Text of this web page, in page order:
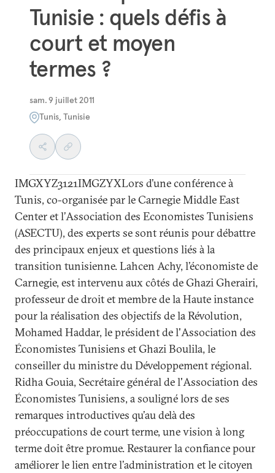
Tunisie : quels défis à
court et moyen
termes ?
sam. 9 juillet 2011
Tunis, Tunisie
IMGXYZ3121IMGZYXLors d’une conférence à
Tunis, co-organisée par le Carnegie Middle East
Center et l’Association des Economistes Tunisiens
(ASECTU), des experts se sont réunis pour débattre
des principaux enjeux et questions liés à la
transition tunisienne. Lahcen Achy, l’économiste de
Carnegie, est intervenu aux côtés de Ghazi Gherairi,
professeur de droit et membre de la Haute instance
pour la réalisation des objectifs de la Révolution,
Mohamed Haddar, le président de l'Association des
Économistes Tunisiens et Ghazi Boulila, le
conseiller du ministre du Développement régional.
Ridha Gouia, Secrétaire général de l'Association des
Économistes Tunisiens, a souligné lors de ses
remarques introductives qu’au delà des
préoccupations de court terme, une vision à long
terme doit être promue. Restaurer la confiance pour
améliorer le lien entre l’administration et le citoyen